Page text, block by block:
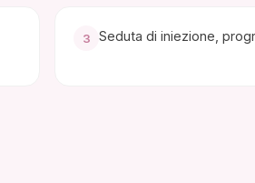
3 Seduta di iniezione,